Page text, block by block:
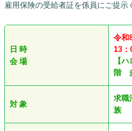
雇用保険の受給者証を係員にご提示
日 時
会 場
令和
13：
【
階
対 象
求職
族